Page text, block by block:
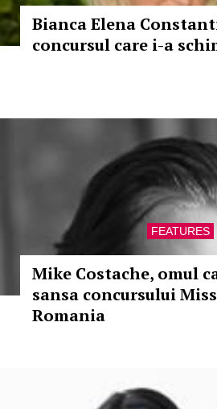
Bianca Elena
concursul care i-a
FEATURES
Mike Costache, omul
sansa concursului
Romania